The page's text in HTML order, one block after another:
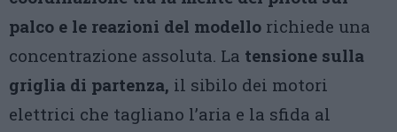
palco e le reazioni del modello richiede una
concentrazione assoluta. La tensione sulla
griglia di partenza, il sibilo dei motori
elettrici che tagliano l’aria e la sfida al